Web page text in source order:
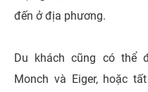
đến ở địa phương.
Du khách cũng có thể
Monch và Eiger, hoặc